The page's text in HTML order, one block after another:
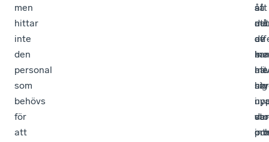
men
hittar
inte
den
personal
som
behövs
för
att
så
att
de
sig
i
att
av
har
åt
det
att